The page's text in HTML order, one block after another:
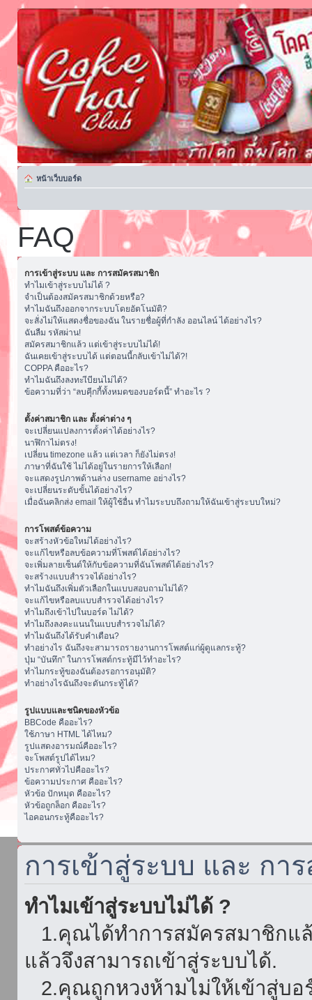
หน้าเว็บบอร์ด
FAQ
การเข้าสู่ระบบ และ การสมัครสมาชิก
ทำไมเข้าสู่ระบบไม่ได้ ?
จำเป็นต้องสมัครสมาชิกด้วยหรือ?
ทำไมฉันถึงออกจากระบบโดยอัตโนมัติ?
จะสั่งไม่ให้แสดงชื่อของฉัน ในรายชื่อผู้ที่กำลัง ออนไลน์ ได้อย่างไร?
ฉันลืม รหัสผ่าน!
สมัครสมาชิกแล้ว แต่เข้าสู่ระบบไม่ได้!
ฉันเคยเข้าสู่ระบบได้ แต่ตอนนี้กลับเข้าไม่ได้?!
COPPA คืออะไร?
ทำไมฉันถึงลงทะเีบียนไม่ได้?
ข้อความที่ว่า “ลบคุีกกี้ทั้งหมดของบอร์ดนี้” ทำอะไร ?
ตั้งค่าสมาชิก และ ตั้งค่าต่าง ๆ
จะเปลี่ยนแปลงการตั้งค่าได้อย่างไร?
นาฬิกาไม่ตรง!
เปลี่ยน timezone แล้ว แต่เวลา ก็ยังไม่ตรง!
ภาษาที่ฉันใช้ ไม่ได้อยู่ในรายการให้เลือก!
จะแสดงรูปภาพด้านล่าง username อย่างไร?
จะเปลี่ยนระดับขั้นได้อย่างไร?
เมื่อฉันคลิกส่ง email ให้ผู้ใช้อื่น ทำไมระบบถึงถามให้ฉันเข้าสู่ระบบใหม่?
การโพสต์ข้อความ
จะสร้างหัวข้อใหม่ได้อย่างไร?
จะแก้ไขหรือลบข้อความที่โพสต์ได้อย่างไร?
จะเพิ่มลายเซ็นต์ให้กับข้อความที่ฉันโพสต์ได้อย่างไร?
จะสร้างแบบสำรวจได้อย่างไร?
ทำไมฉันถึงเพิ่มตัวเลือกในแบบสอบถามไม่ได้?
จะแก้ไขหรือลบแบบสำรวจได้อย่างไร?
ทำไมถึงเข้าไปในบอร์ด ไม่ได้?
ทำไมถึงลงคะแนนในแบบสำรวจไม่ได้?
ทำไมฉันถึงได้รับคำเตือน?
ทำอย่างไร ฉันถึงจะสามารถรายงานการโพสต์แก่ผู้ดูแลกระทู้?
ปุ่ม “บันทึก” ในการโพสต์กระทู้มีไว้ทำอะไร?
ทำไมกระทู้ของฉันต้องรอการอนุมัติ?
ทำอย่างไรฉันถึงจะดันกระทู้ได้?
รูปแบบและชนิดของหัวข้อ
BBCode คืออะไร?
ใช้ภาษา HTML ได้ไหม?
รูปแสดงอารมณ์คืออะไร?
จะโพสต์รูปได้ไหม?
ประกาศทั่วไปคืออะไร?
ข้อความประกาศ คืออะไร?
หัวข้อ ปักหมุด คืออะไร?
หัวข้อถูกล็อก คืออะไร?
ไอคอนกระทู้คืออะไร?
การเข้าสู่ระบบ และ กา
ทำไมเข้าสู่ระบบไม่ได้ ?
1.คุณได้ทำการสมัครสมาชิกแ
แล้วจึงสามารถเข้าสู่ระบบได้.
2.คุณถูกหวงห้ามไม่ให้เข้าสู่บอ